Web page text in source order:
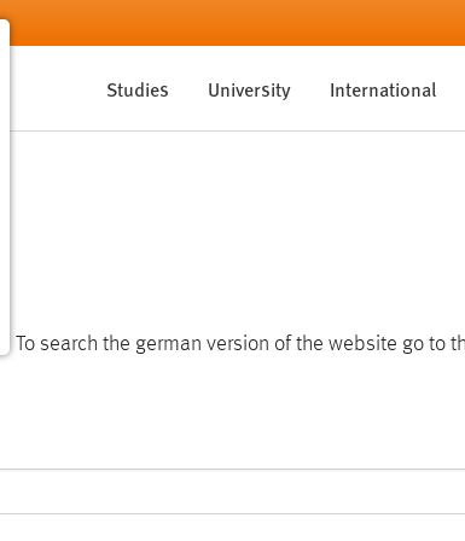
Studies University International
To search the german version of the website go to